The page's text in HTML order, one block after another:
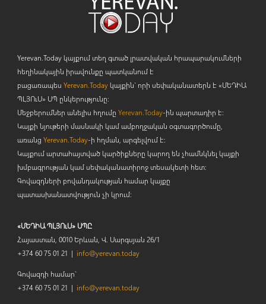
Yerevan.Today կայքում տեղ գտած լրատվական հրապարակումների
հեղինակային իրավունքը պատկանում է
բացառապես Yerevan.Todayկայքին` որի սեփականատերն է «ՄԵԴԻԱ
ՊԼՅՈւՍ» ՍՊ ընկերությունը։
Մեջբերումներ անելիս հղումը Yerevan.Today-ին պարտադիր է:
Կայքի նյութերի մասնակի կամ ամբողջական օգտագործումը,
առանց Yerevan.Today-ի հղման, արգելվում է:
Կայքում արտահայտված կարծիքները կարող են չհամնկնել կայքի
խմբագրության կամ սեփականատիրոջ տեսակետի հետ:
Գովազդների բովանդակության համար կայքը
պատասխանատվություն չի կրում:
«ՄԵԴԻԱ ՊԼՅՈւՍ» ՍՊԸ
Հայաստան, 0010 Երևան, Վ. Սարգսյան 26/1
+374 60 75 01 21 | info@yerevan.today
Գովազդի համար`
+374 60 75 01 21 | info@yerevan.today